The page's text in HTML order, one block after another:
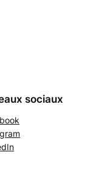
sociaux